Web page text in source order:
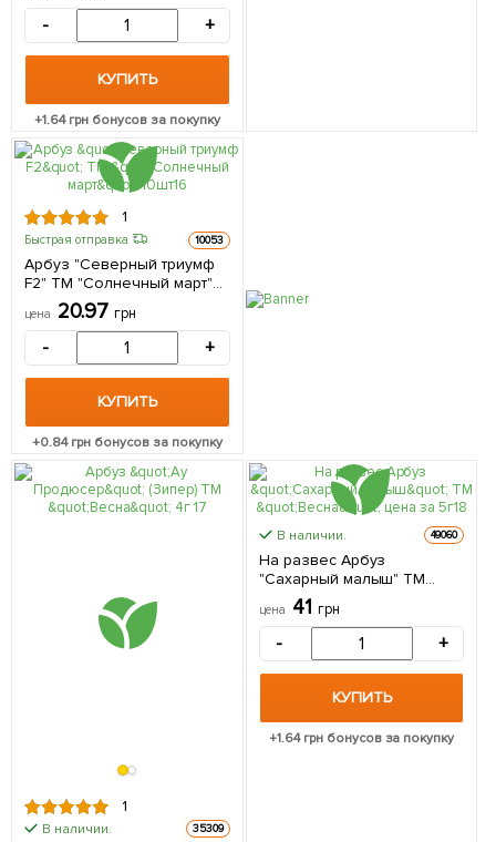
- +
КУПИТЬ
+1.64грн бонусов за покупку
1
Быстрая отправка 10053
Арбуз "Северный триумф
F2" ТМ "Солнечный март"
цена 20.97 грн
- +
КУПИТЬ
+0.84грн бонусов за покупку
1
В наличии. 35309
В наличии. 49060
На развес Арбуз
"Сахарный малыш" ТМ
"Весна" цена за 5г
цена 41 грн
- +
КУПИТЬ
+1.64грн бонусов за покупку